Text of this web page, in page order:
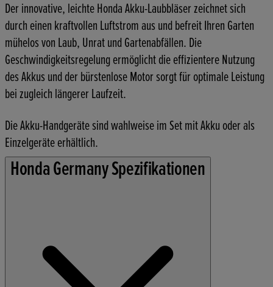
Der innovative, leichte Honda Akku-Laubbläser zeichnet sich
durch einen kraftvollen Luftstrom aus und befreit Ihren Garten
mühelos von Laub, Unrat und Gartenabfällen. Die
Geschwindigkeitsregelung ermöglicht die effizientere Nutzung
des Akkus und der bürstenlose Motor sorgt für optimale Leistung
bei zugleich längerer Laufzeit.
Die Akku-Handgeräte sind wahlweise im Set mit Akku oder als
Einzelgeräte erhältlich.
Honda Germany Spezifikationen